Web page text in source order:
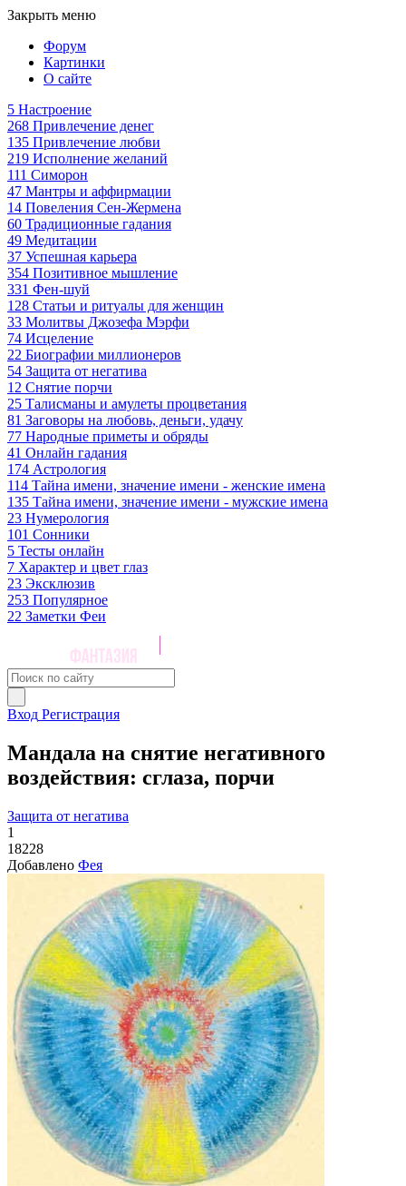
Закрыть меню
Форум
Картинки
О сайте
5 Настроение
268 Привлечение денег
135 Привлечение любви
219 Исполнение желаний
111 Симорон
47 Мантры и аффирмации
14 Повеления Сен-Жермена
60 Традиционные гадания
49 Медитации
37 Успешная карьера
354 Позитивное мышление
331 Фен-шуй
128 Статьи и ритуалы для женщин
33 Молитвы Джозефа Мэрфи
74 Исцеление
22 Биографии миллионеров
54 Защита от негатива
12 Снятие порчи
25 Талисманы и амулеты процветания
81 Заговоры на любовь, деньги, удачу
77 Народные приметы и обряды
41 Онлайн гадания
174 Астрология
114 Тайна имени, значение имени - женские имена
135 Тайна имени, значение имени - мужские имена
23 Нумерология
101 Сонники
5 Тесты онлайн
7 Характер и цвет глаз
23 Эксклюзив
253 Популярное
22 Заметки Феи
Вход Регистрация
Мандала на снятие негативного
воздействия: сглаза, порчи
Защита от негатива
1
18228
Добавлено Фея